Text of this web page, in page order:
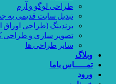
طراحی لوگو و آرم
تبدیل سایت قدیمی به
برندینگ (طراحی اوراق
تصویر سازی و طراحی
سایر طراحی ها
وبلاگ
تمـــــاس باما
ورود